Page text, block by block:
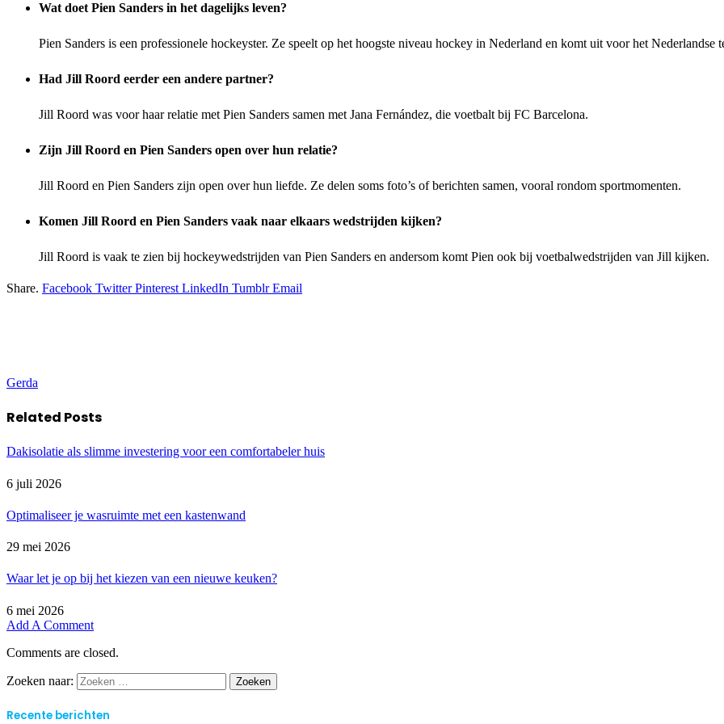
Wat doet Pien Sanders in het dagelijks leven?
Pien Sanders is een professionele hockeyster. Ze speelt op het hoogste niveau hockey in Nederland en komt uit voor het Nederlandse
Had Jill Roord eerder een andere partner?
Jill Roord was voor haar relatie met Pien Sanders samen met Jana Fernández, die voetbalt bij FC Barcelona.
Zijn Jill Roord en Pien Sanders open over hun relatie?
Jill Roord en Pien Sanders zijn open over hun liefde. Ze delen soms foto’s of berichten samen, vooral rondom sportmomenten.
Komen Jill Roord en Pien Sanders vaak naar elkaars wedstrijden kijken?
Jill Roord is vaak te zien bij hockeywedstrijden van Pien Sanders en andersom komt Pien ook bij voetbalwedstrijden van Jill kijken.
Share. Facebook Twitter Pinterest LinkedIn Tumblr Email
Gerda
Related Posts
Dakisolatie als slimme investering voor een comfortabeler huis
6 juli 2026
Optimaliseer je wasruimte met een kastenwand
29 mei 2026
Waar let je op bij het kiezen van een nieuwe keuken?
6 mei 2026
Add A Comment
Comments are closed.
Zoeken naar:
Recente berichten